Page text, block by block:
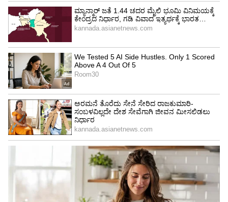
ಸಿಗ್ನಲ್‌ರಹಿತವಾಗಿ ವಾಹನಗಳ ಸಂಚಾರಕ್ಕೆ ತೊಡಕು
ಉಂಟಾಗುತ್ತಿತ್ತು. 21ನೇ ಮೇ 2023ರಂದು ಕಾರೊಂದು ಮಳೆ
ನೀರಿನಲ್ಲಿ ಸಿಲುಕಿ 23 ವರ್ಷದ ಸಾಫ್ಟ್‌ವೇರ್ ಉದ್ಯೋಗಿ
ಮೃತಪಟ್ಟಿದರು. ಪ್ರತಿ ಸಲ ಮಳೆ ಬಂದು ನೀರು ನಿಂತಾಗ
ಸಂಚಾರ ಪೊಲೀಸರು ಅಂಡರ್‌ಪಾಸ್ ಅನ್ನು ಬ್ಯಾರಿಕೇಡ್
ಹಾಕಿ ಬಂದ್ ಮಾಡುವ ಮೂಲಕ ವಾಹನ ಸಂಚಾರವನ್ನು
ಸ್ಥಗಿತಗೊಳಿಸುತ್ತಾರೆ.